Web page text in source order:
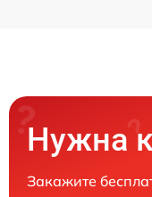
Нужна
Закажите